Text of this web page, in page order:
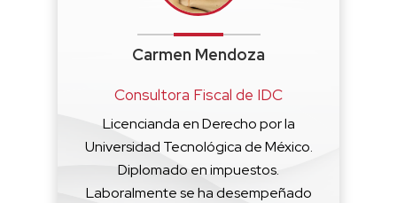
Carmen Mendoza
Consultora Fiscal de IDC
Licencianda en Derecho por la
Universidad Tecnológica de México.
Diplomado en impuestos.
Laboralmente se ha desempeñado